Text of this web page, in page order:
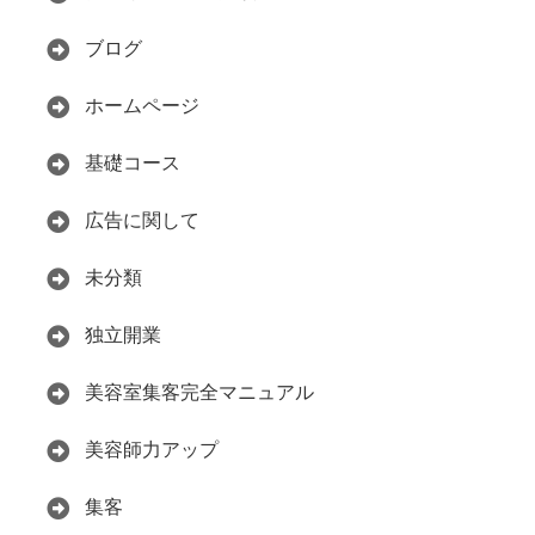
ブログ
ホームページ
基礎コース
広告に関して
未分類
独立開業
美容室集客完全マニュアル
美容師力アップ
集客